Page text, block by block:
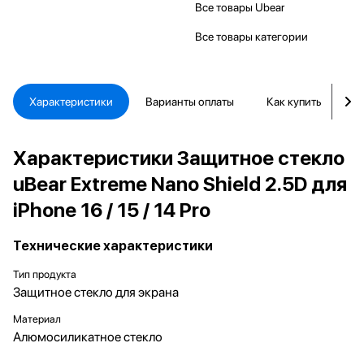
Все товары Ubear
Все товары категории
Характеристики Варианты оплаты Как купить
Характеристики Защитное стекло
uBear Extreme Nano Shield 2.5D для
iPhone 16 / 15 / 14 Pro
Технические характеристики
Тип продукта
Защитное стекло для экрана
Материал
Алюмосиликатное стекло